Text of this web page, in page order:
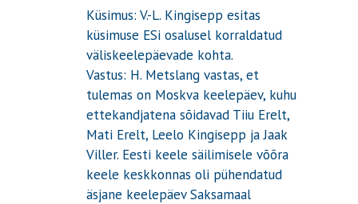
Küsimus: V.-L. Kingisepp esitas
küsimuse ESi osalusel korraldatud
väliskeelepäevade kohta.
Vastus: H. Metslang vastas, et
tulemas on Moskva keelepäev, kuhu
ettekandjatena sõidavad Tiiu Erelt,
Mati Erelt, Leelo Kingisepp ja Jaak
Viller. Eesti keele säilimisele võõra
keele keskkonnas oli pühendatud
äsjane keelepäev Saksamaal